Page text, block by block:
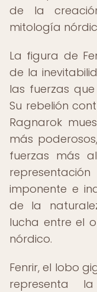
de la
mitología
La figura de
de la
las fuerzas
Su rebelión
Ragnarok
más
fuerzas más
imponente e
de la
lucha entre el
nórdico.
Fenrir, el lobo
representa